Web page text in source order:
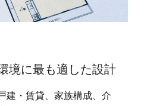
境に最も適した設計
建・賃貸、家族構成、介